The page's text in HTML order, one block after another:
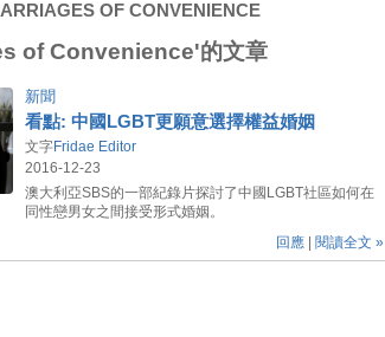
OF CONVENIENCE
of Convenience'的文章
新聞
看點: 中國LGBT更願意選擇權益婚姻
文字Fridae Editor
2016-12-23
澳大利亞SBS的一部紀錄片探討了中國LGBT社區如何在
同性戀男女之間接受形式婚姻。
回應
閱讀全文 »